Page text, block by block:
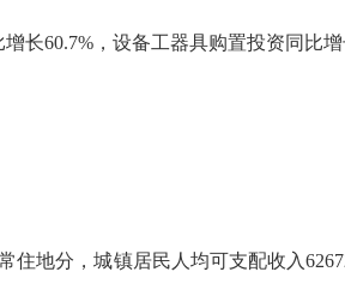
增长60.7%，设备工器具购置投资同比增
住地分，城镇居民人均可支配收入